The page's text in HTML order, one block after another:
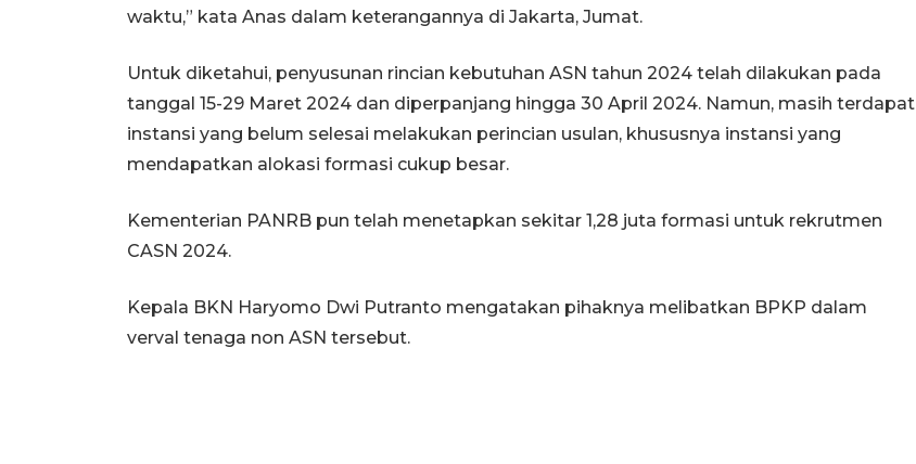
waktu,” kata Anas dalam keterangannya di Jakarta, Jumat.
Untuk diketahui, penyusunan rincian kebutuhan ASN tahun 2024 telah dilakukan pada
tanggal 15-29 Maret 2024 dan diperpanjang hingga 30 April 2024. Namun, masih terdapat
instansi yang belum selesai melakukan perincian usulan, khususnya instansi yang
mendapatkan alokasi formasi cukup besar.
Kementerian PANRB pun telah menetapkan sekitar 1,28 juta formasi untuk rekrutmen
CASN 2024.
Kepala BKN Haryomo Dwi Putranto mengatakan pihaknya melibatkan BPKP dalam
verval tenaga non ASN tersebut.